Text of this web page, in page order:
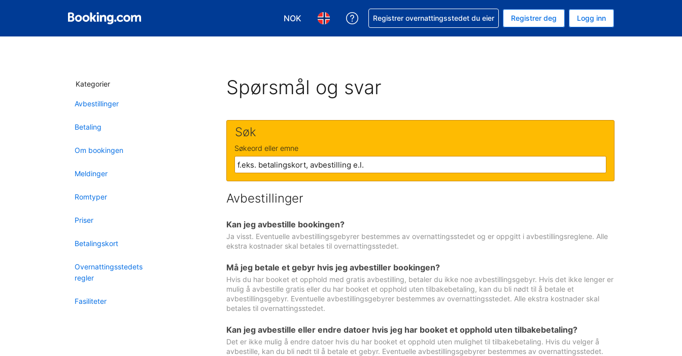
NOK
Velg valuta. Du har valgt Norsk krone som valuta
Velg språk. Du har valgt Norsk som språk
Få hjelp med bookingen din
Registrer overnattingsstedet du eier Registrer deg Logg inn
Kategorier
Avbestillinger
Betaling
Om bookingen
Meldinger
Romtyper
Priser
Betalingskort
Overnattingsstedets
regler
Fasiliteter
Spørsmål og svar
Søk
Søkeord eller emne
Avbestillinger
Kan jeg avbestille bookingen?
Ja visst. Eventuelle avbestillingsgebyrer bestemmes av overnattingsstedet og er oppgitt i avbestillingsreglene. Alle
ekstra kostnader skal betales til overnattingsstedet.
Må jeg betale et gebyr hvis jeg avbestiller bookingen?
Hvis du har booket et opphold med gratis avbestilling, betaler du ikke noe avbestillingsgebyr. Hvis det ikke lenger er
mulig å avbestille gratis eller du har booket et opphold uten tilbakebetaling, kan du bli nødt til å betale et
avbestillingsgebyr. Eventuelle avbestillingsgebyrer bestemmes av overnattingsstedet. Alle ekstra kostnader skal
betales til overnattingsstedet.
Kan jeg avbestille eller endre datoer hvis jeg har booket et opphold uten tilbakebetaling?
Det er ikke mulig å endre datoer hvis du har booket et opphold uten mulighet til tilbakebetaling. Hvis du velger å
avbestille, kan du bli nødt til å betale et gebyr. Eventuelle avbestillingsgebyrer bestemmes av overnattingsstedet.